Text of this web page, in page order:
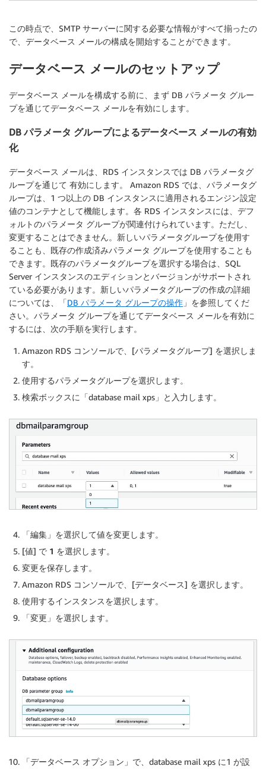
この時点で、SMTP サーバーに関する必要な情報がすべて揃ったの
で、データベース メールの構成を開始することができます。
データベース メールのセットアップ
データベース メールを構成する前に、まず DB パラメータ グルー
プを通じてデータベース メールを有効にします。
DB パラメータ グループによるデータベース メールの有効
化
データベース メールは、RDS インスタンスでは DB パラメータグ
ループを通じて 有効にします。 Amazon RDS では、パラメータグ
ループは、1 つ以上の DB インスタンスに適用されるエンジン設定
値のコンテナとして機能します。各 RDS インスタンスには、デフ
ォルトのパラメータ グループが関連付けられています。ただし、
変更することはできません。新しいパラメータグループを使用す
ることも、既存の作成済みパラメータ グループを使用することも
できます。既存のパラメータグループを選択する場合は、SQL
Server インスタンスのエディションとバージョンがサポートされ
ている必要があります。新しいパラメータグループの作成の詳細
については、「DB パラメータ グループの操作 」を参照してくだ
さい。パラメータ グループを通じてデータベース メールを有効に
するには、次の手順を実行します。
Amazon RDS コンソールで、[パラメータグループ] を選択しま
す。
使用するパラメータグループを選択します。
検索ボックスに「database mail xps」と入力します。
「編集 」を選択して値を変更します。
[値] で 1 を選択します。
変更を保存します。
Amazon RDS コンソールで、[データベース] を選択します。
使用するインスタンスを選択します。
「変更 」を選択します。
「データベース オプション 」で、database mail xps に1 が設